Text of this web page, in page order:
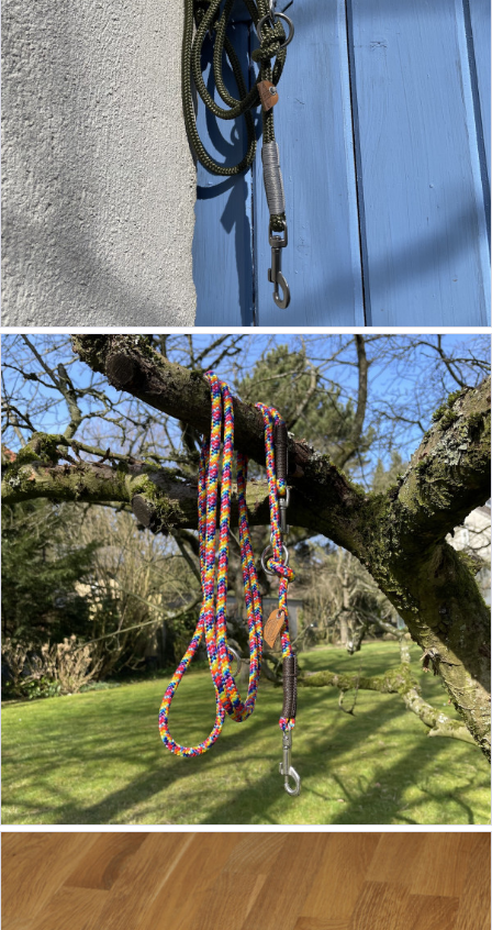
ab 54,90 €
54,90 €